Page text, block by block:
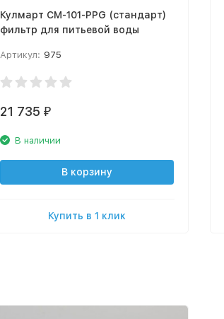
Кулмарт СМ-101-PPG (стандарт)
фильтр для питьевой воды
Артикул: 975
21 735 ₽
В наличии
В корзину
Купить в 1 клик